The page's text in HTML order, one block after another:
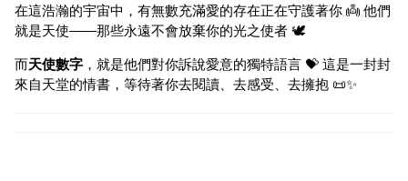
在這浩瀚的宇宙中，有無數充滿愛的存在正在守護著你 👼 他們
就是天使——那些永遠不會放棄你的光之使者 🕊️
而天使數字 ，就是他們對你訴說愛意的獨特語言 💝 這是一封封
來自天堂的情書，等待著你去閱讀、去感受、去擁抱 📜✨